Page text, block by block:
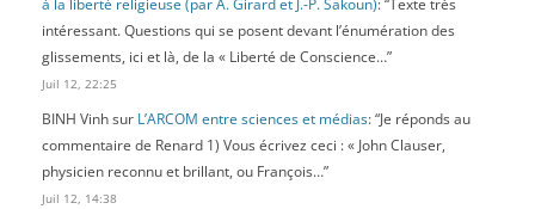
intéressant. Questions qui se posent devant l’énumération des
glissements, ici et là, de la « Liberté de Conscience…”
Juil 12, 22:25
BINH Vinhsur L’ARCOM entre sciences et médias: “Je réponds au
commentaire de Renard 1) Vous écrivez ceci : « John Clauser,
physicien reconnu et brillant, ou François…”
Juil 12, 14:38